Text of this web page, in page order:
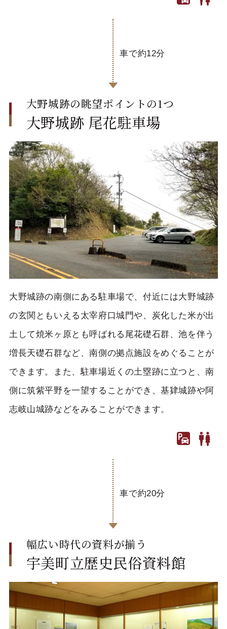
車で約12分
大野城跡の眺望ポイントの1つ
大野城跡 尾花駐車場
大野城跡の南側にある駐車場で、付近には大野城跡
の玄関ともいえる太宰府口城門や、炭化した米が出
土して焼米ヶ原とも呼ばれる尾花礎石群、池を伴う
増長天礎石群など、南側の拠点施設をめぐることが
できます。また、駐車場近くの土塁跡に立つと、南
側に筑紫平野を一望することができ、基肄城跡や阿
志岐山城跡などをみることができます。
車で約20分
幅広い時代の資料が揃う
宇美町立歴史民俗資料館